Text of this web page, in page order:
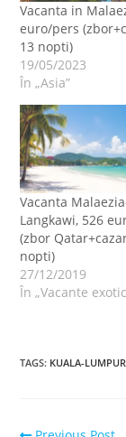
Vacanta in
euro/pers
13 nopti)
19/05/2023
În „Asia”
Vacanta
Langkawi, 526
(zbor
nopti)
27/12/2019
În „Vacante
TAGS: KUALA-LUMPUR